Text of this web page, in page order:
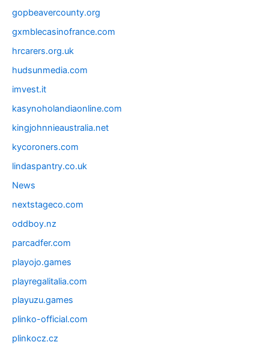
gopbeavercounty.org
gxmblecasinofrance.com
hrcarers.org.uk
hudsunmedia.com
imvest.it
kasynoholandiaonline.com
kingjohnnieaustralia.net
kycoroners.com
lindaspantry.co.uk
News
nextstageco.com
oddboy.nz
parcadfer.com
playojo.games
playregalitalia.com
playuzu.games
plinko-official.com
plinkocz.cz